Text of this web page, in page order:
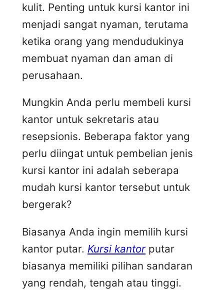
kulit. Penting untuk kursi kantor ini
menjadi sangat nyaman, terutama
ketika orang yang mendudukinya
membuat nyaman dan aman di
perusahaan.
Mungkin Anda perlu membeli kursi
kantor untuk sekretaris atau
resepsionis. Beberapa faktor yang
perlu diingat untuk pembelian jenis
kursi kantor ini adalah seberapa
mudah kursi kantor tersebut untuk
bergerak?
Biasanya Anda ingin memilih kursi
kantor putar. Kursi kantor putar
biasanya memiliki pilihan sandaran
yang rendah, tengah atau tinggi.